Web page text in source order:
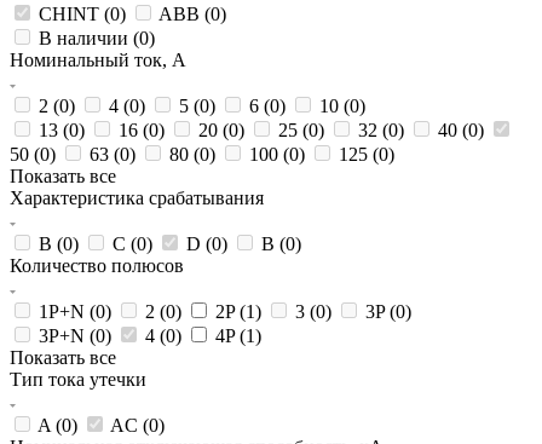
CHINT (0) ABB (0)
В наличии (0)
Номинальный ток, А
2 (0) 4 (0) 5 (0) 6 (0) 10 (0)
13 (0) 16 (0) 20 (0) 25 (0) 32 (0) 40 (0)
50 (0) 63 (0) 80 (0) 100 (0) 125 (0)
Показать все
Характеристика срабатывания
B (0) C (0) D (0) В (0)
Количество полюсов
1P+N (0) 2 (0) 2P (1) 3 (0) 3P (0)
3P+N (0) 4 (0) 4P (1)
Показать все
Тип тока утечки
A (0) AC (0)